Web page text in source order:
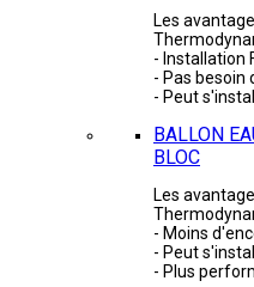
Les
- Installation
- Pas besoin
- Peut
BALLON
BLOC
Les
- Moins
- Peut
- Plus